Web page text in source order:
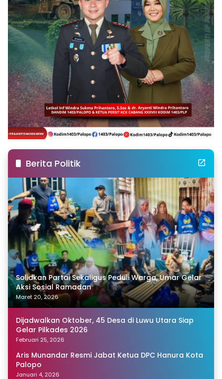
Berita Politik
Solidkan Partai Sekaligus Peduli Warga, Umar Gelar
Aksi Sosial Ramadan
Maret 20, 2026
Dijadwalkan Oktober, 45 Desa di Luwu Utara Siap
Gelar Pilkades 2026
Februari 25, 2026
Aris Munandar Resmi Jabat Ketua DPC Hanura Kota
Palopo
Januari 4, 2026